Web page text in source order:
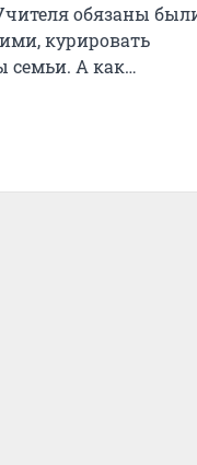
обязаны
курировать
семьи. А как